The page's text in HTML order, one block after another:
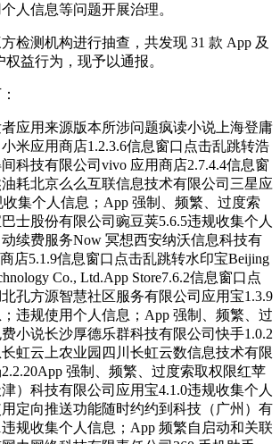
人信息等问题开展治理。
检测机构进行抽查，共发现 31 款 App 及
益行为，现予以通报。
应用来源版本所涉问题疯读小说上海登庸
米应用商店1.2.3.6信息窗口点击乱跳转浩
科技有限公司vivo 应用商店2.7.4.4信息窗
耗北京么么互联信息技术有限公司三星应
收集个人信息；App 强制、频繁、过度索
士股份有限公司豌豆荚5.6.5违规收集个人
续费服务Now 冥想西安纳沃信息科技有
店5.1.9信息窗口点击乱跳转水印宝Beijing
Co., Ltd.App Store7.6.2信息窗口点
孔方源智慧社区服务有限公司应用宝1.3.9
违规使用个人信息；App 强制、频繁、过
小说长沙厚德乐群科技有限公司快手1.0.2
虹云上农业园四川长虹云数信息技术有限
强制、频繁、过度索取权限红苹
）科技有限公司应用宝4.1.0违规收集个人
定向推送功能随时约约到科技（广州）有
规收集个人信息；App 频繁自启动和关联